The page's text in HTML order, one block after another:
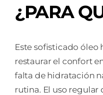
¿PARA
Este sofisticado óleo
restaurar el confort
falta de hidratación
rutina. El uso regular